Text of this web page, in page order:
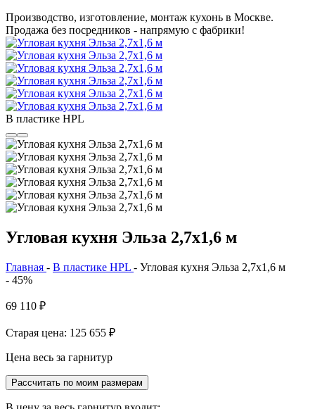
Производство, изготовление, монтаж кухонь в Москве.
Продажа без посредников - напрямую с фабрики!
В пластике HPL
Угловая кухня Эльза 2,7х1,6 м
Главная - В пластике HPL - Угловая кухня Эльза 2,7х1,6 м
- 45%
69 110 ₽
Старая цена: 125 655 ₽
Цена весь за гарнитур
Рассчитать по моим размерам